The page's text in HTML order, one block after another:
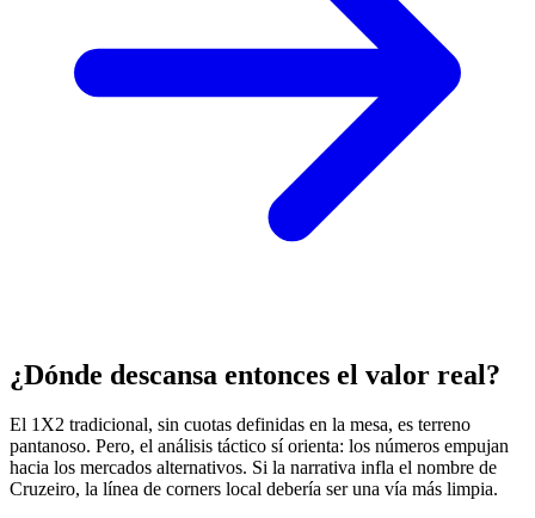
¿Dónde descansa entonces el valor real?
El 1X2 tradicional, sin cuotas definidas en la mesa, es terreno
pantanoso. Pero, el análisis táctico sí orienta: los números empujan
hacia los mercados alternativos. Si la narrativa infla el nombre de
Cruzeiro, la línea de corners local debería ser una vía más limpia.